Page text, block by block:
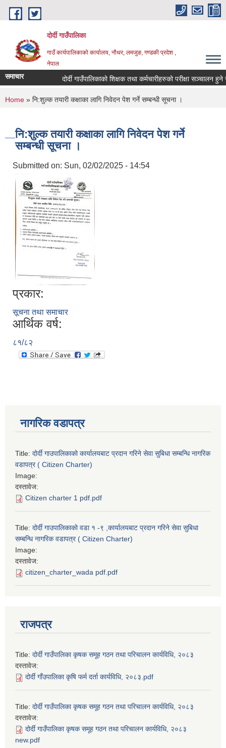
Skip to main content
दोर्दी गाउँपालिका
गाउँ कार्यपालिकाको कार्यालय, नौथर, लमजुङ, गण्डकी प्रदेश ,
नेपाल
समाचार दोर्दी गाउँपालिकाको शिक्षक तथा कर्मचारीहरुको परीक्षा सञ्चालन हुने
You are here
Home » नि:शुल्क तयारी कक्षाका लागि निवेदन पेश गर्ने सम्बन्धी सूचना ।
नि:शुल्क तयारी कक्षाका लागि निवेदन पेश गर्ने
सम्बन्धी सूचना ।
Submitted on: Sun, 02/02/2025 - 14:54
प्रकार:
सूचना तथा समाचार
आर्थिक वर्ष:
८१/८२
नागरिक वडापत्र
Title: दोर्दी गाउपालिकाको कार्यालयबाट प्रदान गरिने सेवा सुबिधा सम्बन्धि नागरिक
वडापत्र ( Citizen Charter)
Image:
दस्तावेज:
Citizen charter 1 pdf.pdf
Title: दोर्दी गाउपालिकाको वडा १ -९ ,कार्यालयबाट प्रदान गरिने सेवा सुबिधा
सम्बन्धि नागरिक वडापत्र ( Citizen Charter)
Image:
दस्तावेज:
citizen_charter_wada pdf.pdf
राजपत्र
Title: दोर्दी गाउँपालिका कृषक समूह गठन तथा परिचालन कार्यविधि, २०८३
दस्तावेज:
दोर्दी गाँउपालिका कृषि फर्म दर्ता कार्यविधि, २०८३.pdf
Title: दोर्दी गाउँपालिका कृषक समूह गठन तथा परिचालन कार्यविधि, २०८३
दस्तावेज:
दोर्दी गाउँपालिका कृषक समूह गठन तथा परिचालन कार्यविधि, २०८३
new.pdf